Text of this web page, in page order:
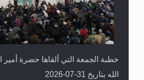
خطبة الجمعة التي ألقاها حضرة أمير
الله بتاريخ 31-07-2026